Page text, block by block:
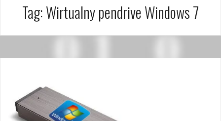
Tag:Wirtualny pendrive Windows 7